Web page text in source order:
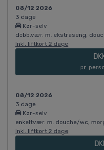
08/12 2026
3 dage
Kør-selv
dobb.vær. m. ekstraseng,
Inkl. liftkort 2 dage
pr.
08/12 2026
3 dage
Kør-selv
enkeltvær. m. douche/wc,
Inkl. liftkort 2 dage